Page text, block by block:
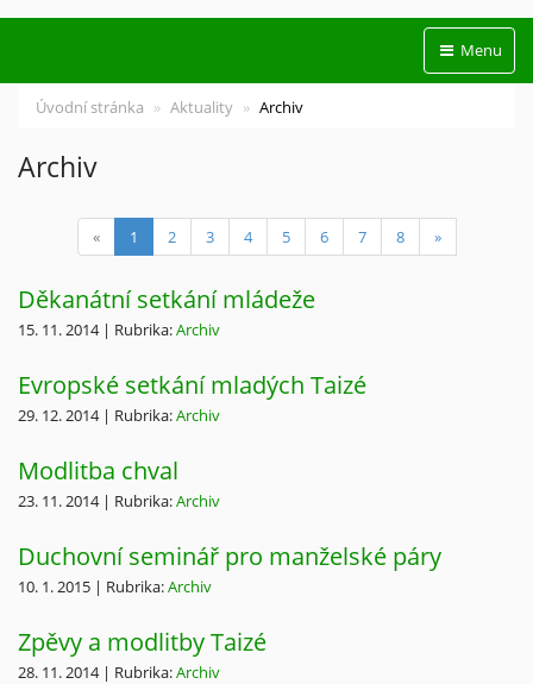
Menu
Úvodní stránka Aktuality Archiv
Archiv
« 1 (current)
2 3 4 5 6 7 8 »
Děkanátní setkání mládeže
15. 11. 2014 | Rubrika:Archiv
Evropské setkání mladých Taizé
29. 12. 2014 | Rubrika:Archiv
Modlitba chval
23. 11. 2014 | Rubrika:Archiv
Duchovní seminář pro manželské páry
10. 1. 2015 | Rubrika:Archiv
Zpěvy a modlitby Taizé
28. 11. 2014 | Rubrika:Archiv